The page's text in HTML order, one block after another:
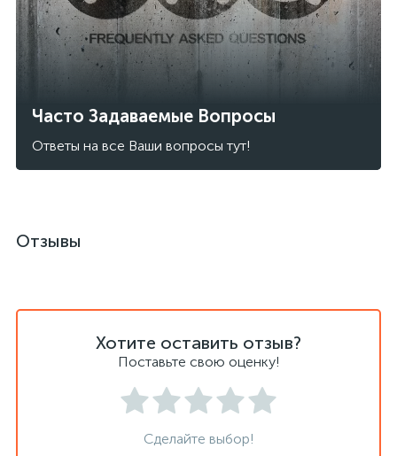
Часто Задаваемые Вопросы
Ответы на все Ваши вопросы тут!
Отзывы
Хотите оставить отзыв?
Поставьте свою оценку!
Сделайте выбор!